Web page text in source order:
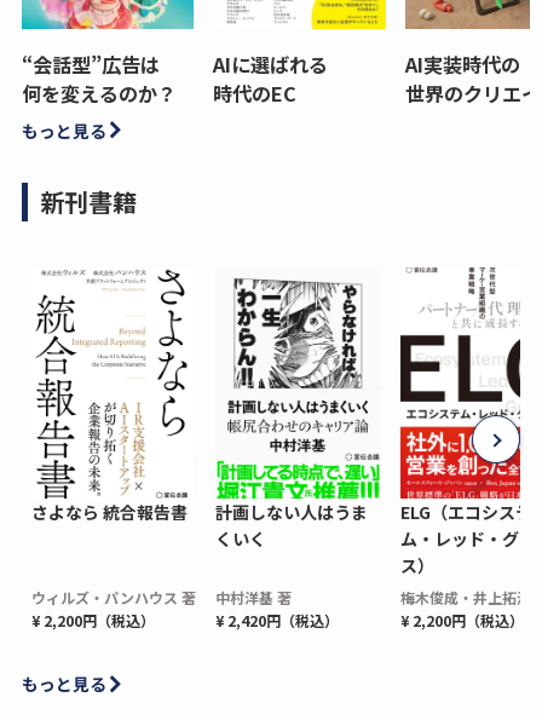
“会話型”広告は
何を変えるのか？
AIに選ばれる
時代のEC
AI実装時代の
世界のクリエ
もっと見る
新刊書籍
さよなら 統合報告書
ウィルズ・パンハウス 著
¥ 2,200円（税込）
計画しない人はうま
くいく
中村洋基 著
¥ 2,420円（税込）
ELG（エコシステ
ム・レッド・グロ
ス）
梅木俊成・井上拓海
¥ 2,200円（税込）
もっと見る